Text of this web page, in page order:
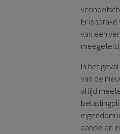
Er is
van een
In het
van de
altijd
eigendom
aandelen